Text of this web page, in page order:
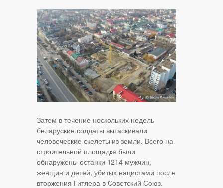
Затем в течение нескольких недель
беларуские солдаты вытаскивали
человеческие скелеты из земли. Всего на
строительной площадке были
обнаружены останки 1214 мужчин,
женщин и детей, убитых нацистами после
вторжения Гитлера в Советский Союз.